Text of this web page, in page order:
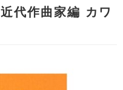
代作曲家編 カワ